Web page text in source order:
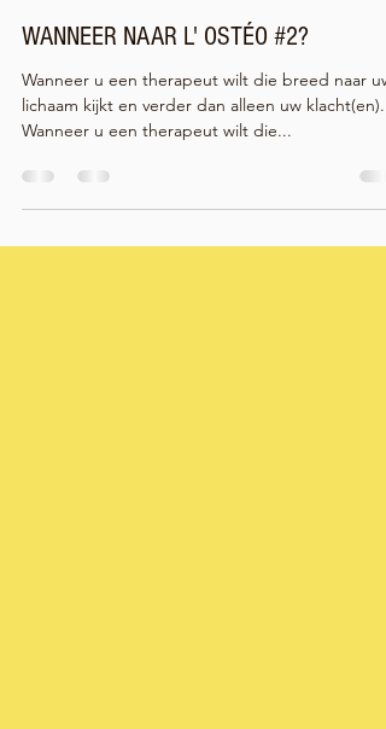
WANNEER NAAR L' OSTÉO #2?
Wanneer u een therapeut wilt die breed naar uw
Wanneer u een therapeut wilt die...